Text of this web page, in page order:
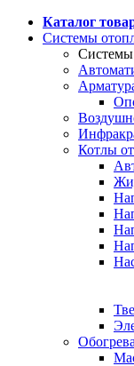
Каталог
Системы
Системы
Котлы